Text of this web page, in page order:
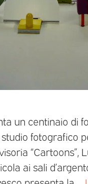
un centinaio di
fotografico
ai sali